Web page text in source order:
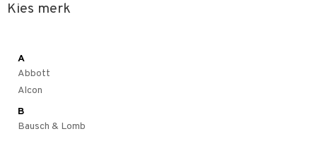
Kies merk
A
Abbott
Alcon
B
Bausch & Lomb